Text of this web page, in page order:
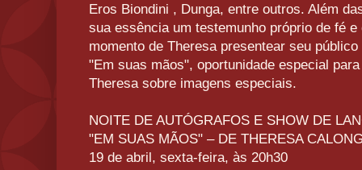
Eros Biondini , Dunga, entre outros. Além
sua essência um testemunho próprio de fé
momento de Theresa presentear seu
"Em suas mãos", oportunidade especial
Theresa sobre imagens especiais.
NOITE DE AUTÓGRAFOS E SHOW DE
"EM SUAS MÃOS" – DE THERESA
19 de abril, sexta-feira, às 20h30